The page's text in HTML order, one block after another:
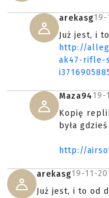
arekasg19-
Już jest, i
http://
ak47-rifle-
Maza9419-
Kopię
była
http://
arekasg19-11-
Już jest, i to od